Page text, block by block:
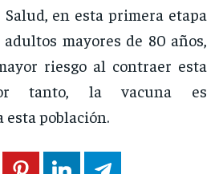
en esta primera etapa
mayores de 80 años,
riesgo al contraer esta
tanto, la vacuna es
población.